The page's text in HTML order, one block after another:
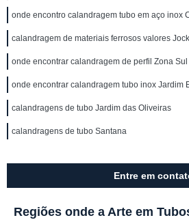
onde encontro calandragem tubo em aço inox
calandragem de materiais ferrosos valores
onde encontrar calandragem de perfil Zona Sul
onde encontrar calandragem tubo inox Jardim
calandragens de tubo Jardim das Oliveiras
calandragens de tubo Santana
Entre em
Regiões onde a Arte em